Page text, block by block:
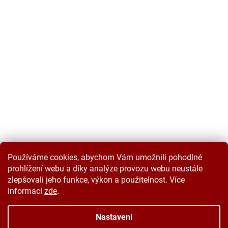
Používáme cookies, abychom Vám umožnili pohodlné
prohlížení webu a díky analýze provozu webu neustále
zlepšovali jeho funkce, výkon a použitelnost. Více
informací zde.
Nastavení